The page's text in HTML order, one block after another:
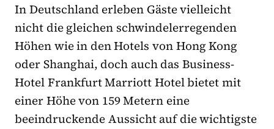
In Deutschland erleben Gäste vielleicht
nicht die gleichen schwindelerregenden
Höhen wie in den Hotels von Hong Kong
oder Shanghai, doch auch das Business-
Hotel Frankfurt Marriott Hotel bietet mit
einer Höhe von 159 Metern eine
beeindruckende Aussicht auf die wichtigste